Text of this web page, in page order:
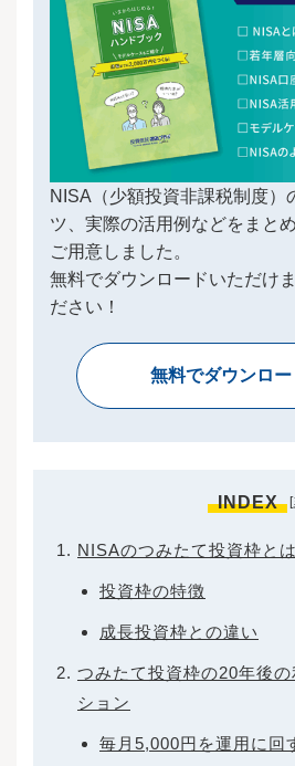
NISA（少額投資非課税制度）
ツ、実際の活用例などをまと
ご用意しました。
無料でダウンロードいただけ
ださい！
無料でダウンロー
INDEX [
NISAのつみたて投資枠と
投資枠の特徴
成長投資枠との違い
つみたて投資枠の20年後
ション
毎月5,000円を運用に回